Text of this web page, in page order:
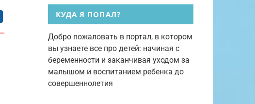
КУДА Я ПОПАЛ?
Добро пожаловать в портал, в котором
вы узнаете все про детей: начиная с
беременности и заканчивая уходом за
малышом и воспитанием ребенка до
совершеннолетия